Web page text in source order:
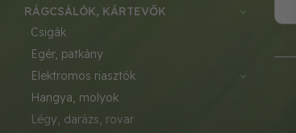
RÁGCSÁLÓK, KÁRTEVŐK
csigák
egér, patkány
elektromos riasztók
hangya, molyok
légy, darázs, rovar